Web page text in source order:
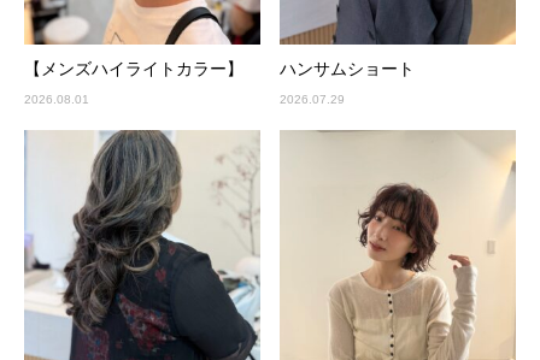
【メンズハイライトカラー】
2026.08.01
ハンサムショート
2026.07.29